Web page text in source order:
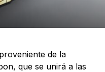
de la
que se unirá a las